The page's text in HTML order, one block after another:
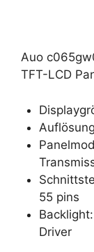
Auo
TFT-LCD
55 pins
Driver